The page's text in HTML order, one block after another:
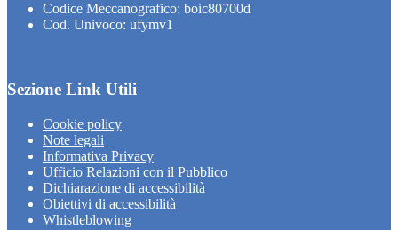
Codice Meccanografico: boic80700d
Cod. Univoco: ufymv1
Sezione Link Utili
Cookie policy
Note legali
Informativa Privacy
Ufficio Relazioni con il Pubblico
Dichiarazione di accessibilità
Obiettivi di accessibilità
Whistleblowing